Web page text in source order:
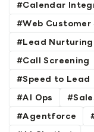
Calendar
Web Customer
Lead Nurturing
Call Screening
Speed to Lead
AI Ops
Agentforce